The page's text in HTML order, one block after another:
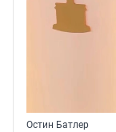
Остин Батлер